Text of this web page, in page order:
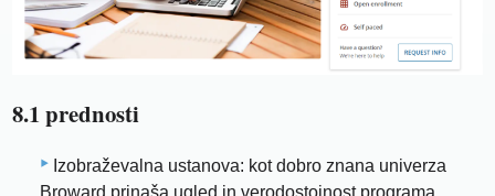
8.1 prednosti
Izobraževalna ustanova: kot dobro znana univerza